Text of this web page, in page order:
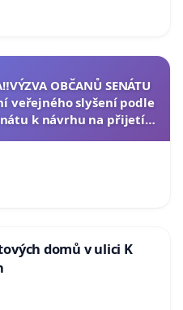
OBČANŮ SENÁTU
veřejného slyšení podle
k návrhu na přijetí
domů v ulici K